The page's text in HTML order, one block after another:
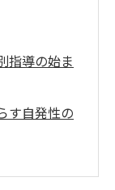
指導の始ま
す自発性の
法の実践